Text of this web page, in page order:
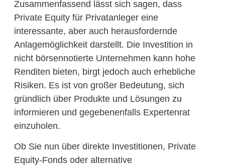
Zusammenfassend lässt sich sagen, dass
Private Equity für Privatanleger eine
interessante, aber auch herausfordernde
Anlagemöglichkeit darstellt. Die Investition in
nicht börsennotierte Unternehmen kann hohe
Renditen bieten, birgt jedoch auch erhebliche
Risiken. Es ist von großer Bedeutung, sich
gründlich über Produkte und Lösungen zu
informieren und gegebenenfalls Expertenrat
einzuholen.
Ob Sie nun über direkte Investitionen, Private
Equity-Fonds oder alternative